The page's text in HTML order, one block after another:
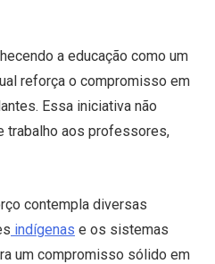
a educação como um
reforça o compromisso em
Essa iniciativa não
trabalho aos professores,
contempla diversas
indígenas e os sistemas
um compromisso sólido em